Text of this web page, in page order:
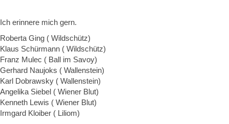
Ich erinnere mich gern.
Roberta Ging ( Wildschütz)
Klaus Schürmann ( Wildschütz)
Franz Mulec ( Ball im Savoy)
Gerhard Naujoks ( Wallenstein)
Karl Dobrawsky ( Wallenstein)
Angelika Siebel ( Wiener Blut)
Kenneth Lewis ( Wiener Blut)
Irmgard Kloiber ( Liliom)